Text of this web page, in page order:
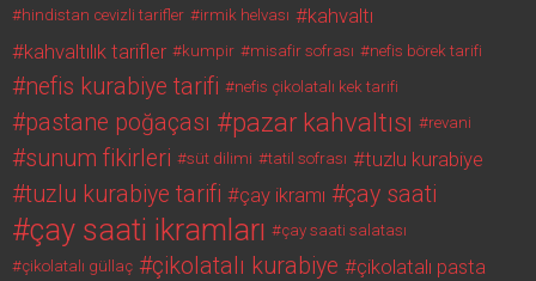
hindistan cevizli tarifler
irmik helvası
kahvaltı
kahvaltılık tarifler
kumpir misafir sofrası nefis börek tarifi
nefis kurabiye tarifi nefis çikolatalı kek tarifi
pastane poğaçası pazar kahvaltısı revani
sunum fikirleri süt dilimi tatil sofrası tuzlu kurabiye
tuzlu kurabiye tarifi çay ikramı çay saati
çay saati ikramları
çay saati salatası
çikolatalı güllaç
çikolatalı kurabiye çikolatalı pasta